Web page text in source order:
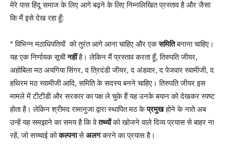
मेरे पास हिंदू समाज के लिए आगे बढ़ने के लिए निम्नलिखित प्रस्ताव है और जैसा
कि मैं इसे देख रहा हूँ:
* विभिन्न मठाधिपतियों को तुरंत आगे आना चाहिए और एकसमितिबनाना चाहिए।
यह एक निर्णायक सूचीनहींहै। लेकिन मैं प्रस्ताव करता हूँ, तिरुपति जीयर,
अहोबिला मठ अयगिया सिंगर, द त्रिदंडी जीयर, द अंडवार, द पेजवार स्वामीजी, द
हथिरम मठ स्वामीजी आदि, समिति के सदस्य बनने चाहिए। तिरुपति जीयर इस
मामले में टीटीडी और सरकार का पक्ष ले चुके हैं यह उनके बयान को देखकर स्पष्ट
होता है। लेकिन श्रीमद रामानुजा द्वारा स्थापित मठ केप्रमुखहोने के नाते अब
उन्हें यह समझाने का समय है कि वेतथ्योंको खोजने वाले दिव्य प्रयास से बाहर ना
रहें, जो सच्चाई कोकल्पनासेअलगकरने का प्रयास है।